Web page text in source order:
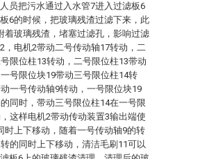
员把污水通过入水管7进入过滤板6
6的时候，把玻璃残渣过滤下来，此
着玻璃残渣，堵塞过滤孔，影响过滤
，电机2带动二号传动轴17转动，二
限位柱13转动，二号限位柱13带动
号限位块19带动三号限位柱14转
一号传动轴9转动，一号限位块19
同时，带动三号限位柱14在一号限
这样电机2带动传动装置3输出端使
时上下移动，随着一号传动轴9的转
的同时上下移动，清洁毛刷11可以